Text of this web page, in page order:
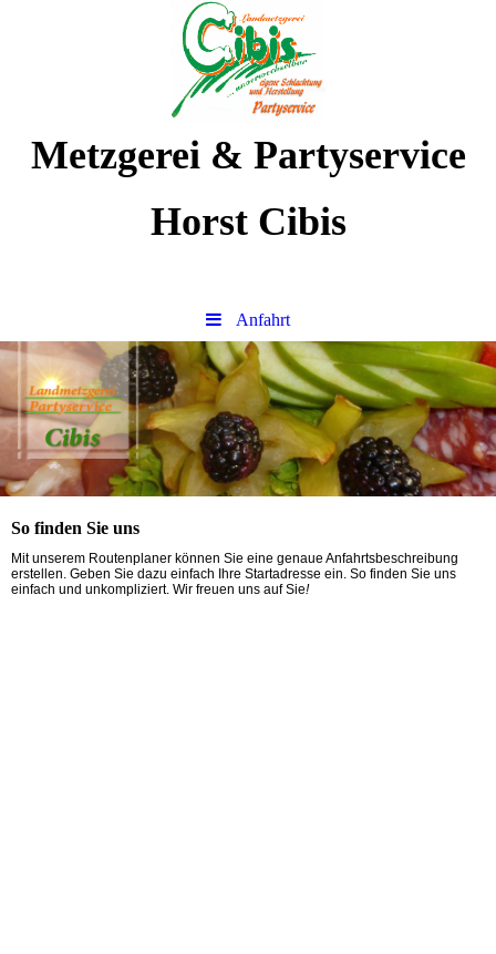
Metzgerei & Partyservice
Horst Cibis
Anfahrt
So finden Sie uns
Mit unserem Routenplaner können Sie eine genaue Anfahrtsbeschreibung
erstellen. Geben Sie dazu einfach Ihre Startadresse ein. So finden Sie uns
einfach und unkompliziert. Wir freuen uns auf Sie!